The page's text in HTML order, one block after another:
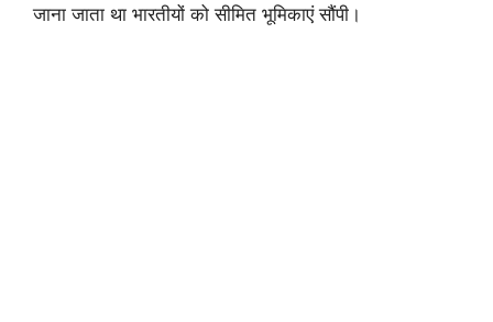
जाना जाता था भारतीयों को सीमित भूमिकाएं सौंपी।